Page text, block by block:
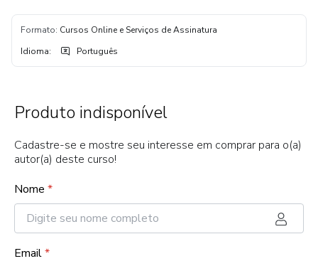
Formato: Cursos Online e Serviços de Assinatura
Idioma: Português
Produto indisponível
Cadastre-se e mostre seu interesse em comprar para o(a)
autor(a) deste curso!
Nome *
Email*